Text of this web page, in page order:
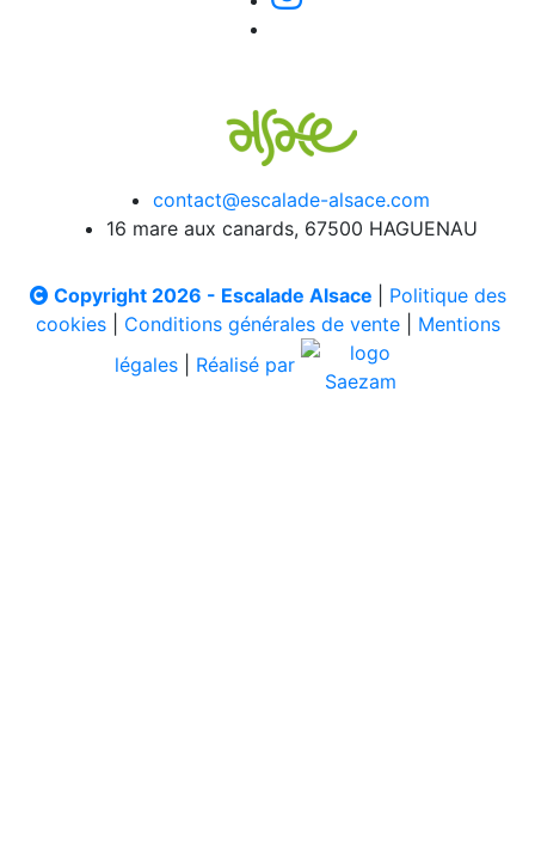
contact@escalade-alsace.com
16 mare aux canards, 67500 HAGUENAU
Copyright 2026 - Escalade Alsace
Politique des
cookies| Conditions générales de vente| Mentions
légales
Réalisé par